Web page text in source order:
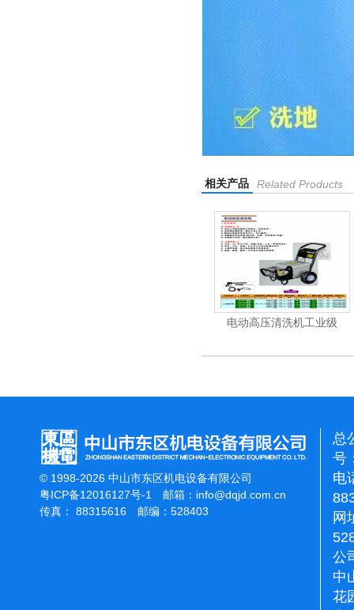
相关产品 Related Products
电动高压清洗机工业级
© 1998-2026 中山市东区机电设备有限公司
粤ICP备12016127号-1
邮箱： info@dqjd.com.cn
传真： 88315616 邮编：528403
总
号
电
网
公
中
花